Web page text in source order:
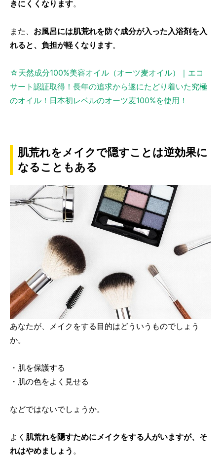
きにくくなります。
また、 お風呂には肌荒れを防ぐ成分が入った入浴剤を入
れると、負担が軽くなります。
☆天然成分100%美容オイル（オーツ麦オイル）｜エコ
サート認証取得！長年の追求から遂にたどり着いた究極
のオイル！日本初レベルのオーツ麦100%を使用！
肌荒れをメイクで隠すことは逆効果に
なることもある
あなたが、メイクをする目的はどういうものでしょう
か。
・肌を保護する
・肌の色をよく見せる
などではないでしょうか。
よく 肌荒れを隠すためにメイクをする人がいますが、そ
れはやめましょう 。